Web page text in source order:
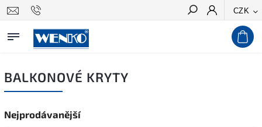
CZK
Hledat
BALKONOVÉ KRYTY
Nejprodávanější